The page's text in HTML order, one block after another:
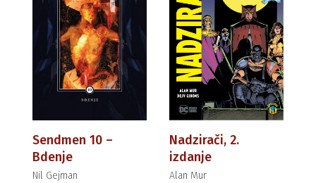
Sendmen 10 –
Bdenje
Nil Gejman
Nadzirači, 2.
izdanje
Alan Mur